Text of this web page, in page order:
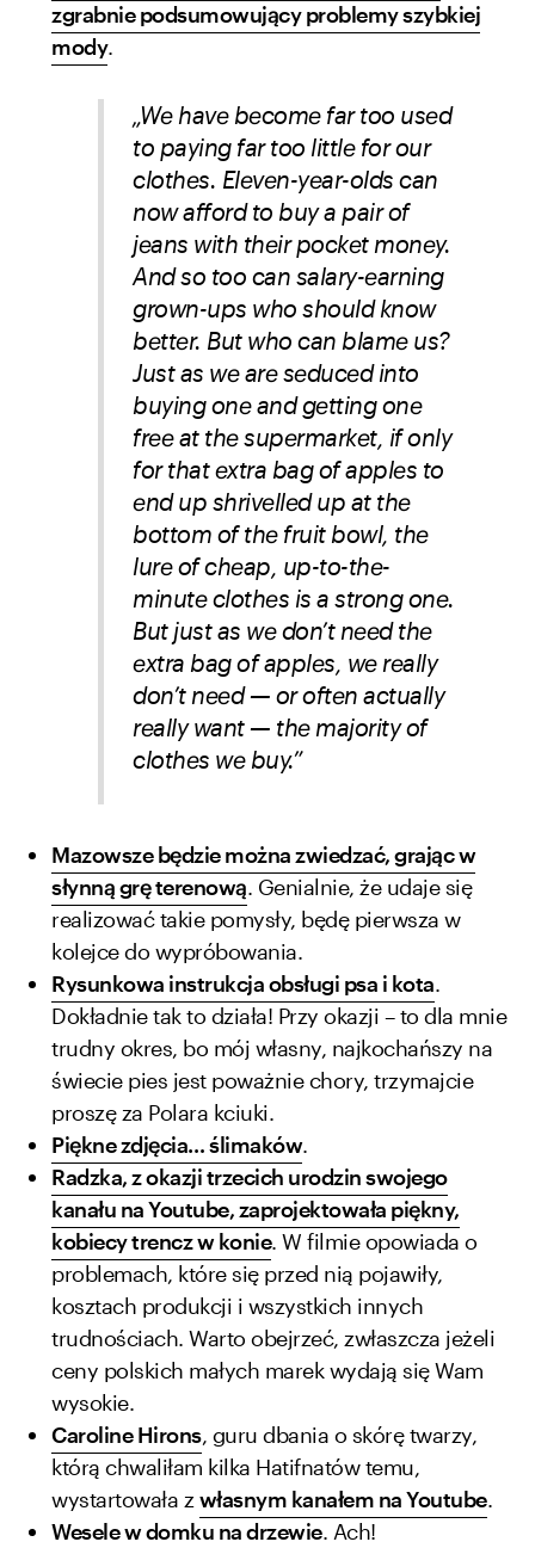
zgrabnie podsumowujący problemy szybkiej
mody.
„We have become far too used
to paying far too little for our
clothes. Eleven-year-olds can
now afford to buy a pair of
jeans with their pocket money.
And so too can salary-earning
grown-ups who should know
better. But who can blame us?
Just as we are seduced into
buying one and getting one
free at the supermarket, if only
for that extra bag of apples to
end up shrivelled up at the
bottom of the fruit bowl, the
lure of cheap, up-to-the-
minute clothes is a strong one.
But just as we don’t need the
extra bag of apples, we really
don’t need — or often actually
really want — the majority of
clothes we buy.”
Mazowsze będzie można zwiedzać, grając w
słynną grę terenową. Genialnie, że udaje się
realizować takie pomysły, będę pierwsza w
kolejce do wypróbowania.
Rysunkowa instrukcja obsługi psa i kota.
Dokładnie tak to działa! Przy okazji – to dla mnie
trudny okres, bo mój własny, najkochańszy na
świecie pies jest poważnie chory, trzymajcie
proszę za Polara kciuki.
Piękne zdjęcia… ślimaków.
Radzka, z okazji trzecich urodzin swojego
kanału na Youtube, zaprojektowała piękny,
kobiecy trencz w konie. W filmie opowiada o
problemach, które się przed nią pojawiły,
kosztach produkcji i wszystkich innych
trudnościach. Warto obejrzeć, zwłaszcza jeżeli
ceny polskich małych marek wydają się Wam
wysokie.
Caroline Hirons, guru dbania o skórę twarzy,
którą chwaliłam kilka Hatifnatów temu,
wystartowała zwłasnym kanałem na Youtube.
Wesele w domku na drzewie. Ach!